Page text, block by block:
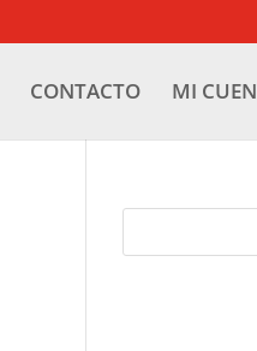
CONTACTO MI